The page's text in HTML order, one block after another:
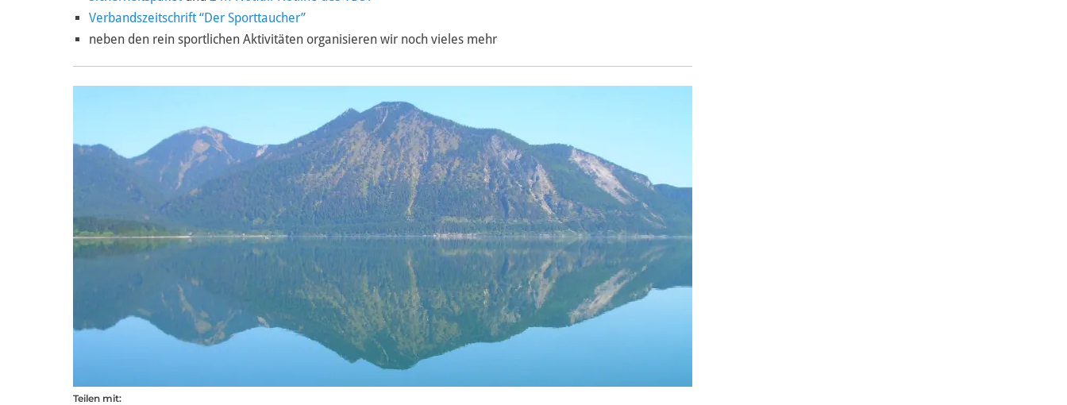
Verbandszeitschrift “Der Sporttaucher”
neben den rein sportlichen Aktivitäten organisieren wir noch vieles mehr
Teilen mit: